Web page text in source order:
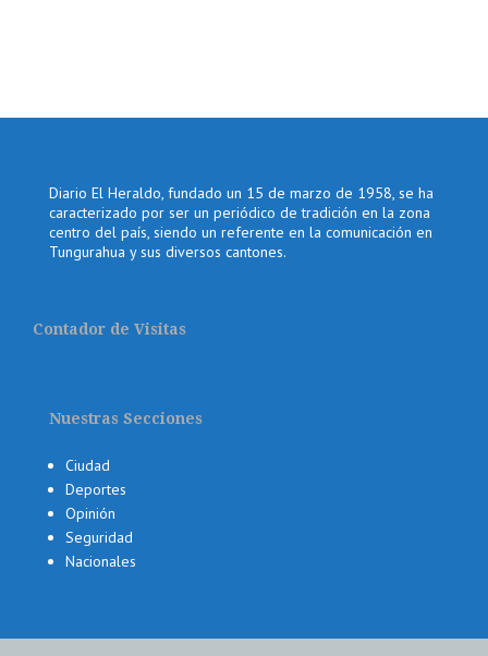
Diario El Heraldo, fundado un 15 de marzo de 1958, se ha
caracterizado por ser un periódico de tradición en la zona
centro del país, siendo un referente en la comunicación en
Tungurahua y sus diversos cantones.
Contador de Visitas
Nuestras Secciones
Ciudad
Deportes
Opinión
Seguridad
Nacionales